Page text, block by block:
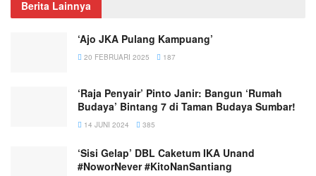
Berita Lainnya
‘Ajo JKA Pulang Kampuang’
20 FEBRUARI 2025 187
‘Raja Penyair’ Pinto Janir: Bangun ‘Rumah
Budaya’ Bintang 7 di Taman Budaya Sumbar!
14 JUNI 2024 385
‘Sisi Gelap’ DBL Caketum IKA Unand
#NoworNever #KitoNanSantiang